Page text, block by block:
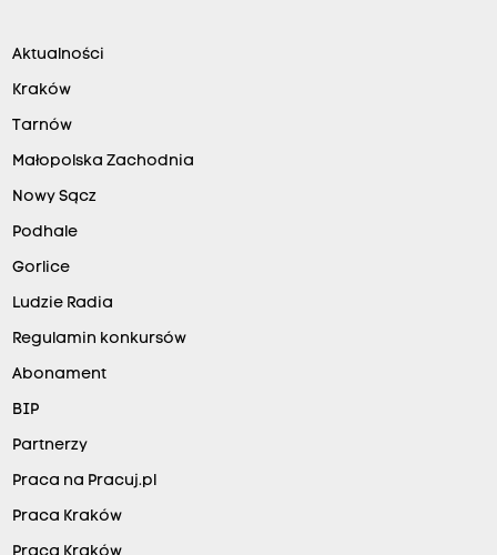
Aktualności
Kraków
Tarnów
Małopolska Zachodnia
Nowy Sącz
Podhale
Gorlice
Ludzie Radia
Regulamin konkursów
Abonament
BIP
Partnerzy
Praca na Pracuj.pl
Praca Kraków